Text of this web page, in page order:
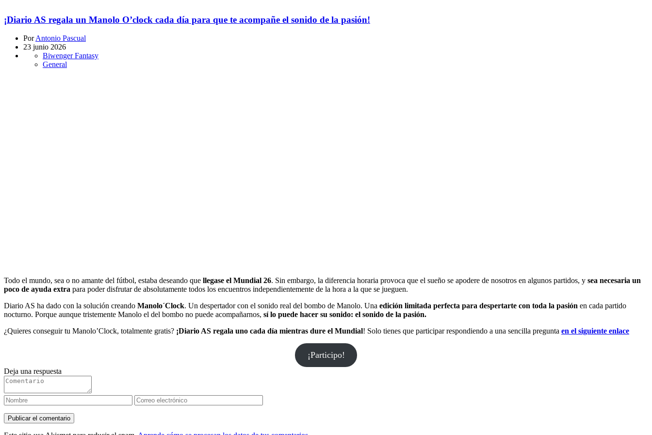
¡Diario AS regala un Manolo O’clock cada día para que te acompañe el sonido de la pasión!
PorAntonio Pascual
23 junio 2026
Biwenger Fantasy
General
Todo el mundo, sea o no amante del fútbol, estaba deseando que llegase el Mundial 26. Sin embargo, la diferencia horaria provoca que el sueño se apodere de nosotros en algunos partidos, y sea necesaria un
poco de ayuda extra para poder disfrutar de absolutamente todos los encuentros independientemente de la hora a la que se jueguen.
Diario AS ha dado con la solución creando Manolo´Clock. Un despertador con el sonido real del bombo de Manolo. Una edición limitada perfecta para despertarte con toda la pasión en cada partido
nocturno. Porque aunque tristemente Manolo el del bombo no puede acompañarnos, sí lo puede hacer su sonido: el sonido de la pasión.
¿Quieres conseguir tu Manolo’Clock, totalmente gratis? ¡Diario AS regala uno cada día mientras dure el Mundial! Solo tienes que participar respondiendo a una sencilla pregunta en el siguiente enlace
¡Participo!
Deja una respuesta